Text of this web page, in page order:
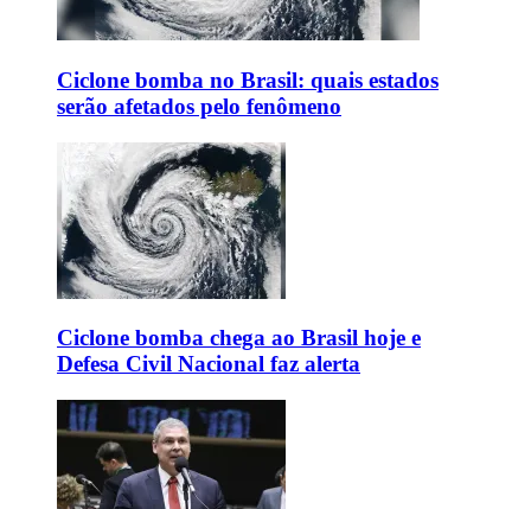
Ciclone bomba no Brasil: quais estados
serão afetados pelo fenômeno
Ciclone bomba chega ao Brasil hoje e
Defesa Civil Nacional faz alerta